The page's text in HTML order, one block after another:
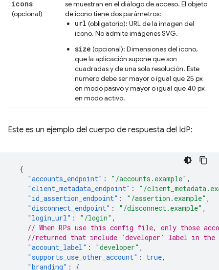
icons
(opcional)
se muestran en el diálogo de acceso. El objeto
de ícono tiene dos parámetros:
url (obligatorio): URL de la imagen del
ícono. No admite imágenes SVG.
size (opcional): Dimensiones del ícono,
que la aplicación supone que son
cuadradas y de una sola resolución. Este
número debe ser mayor o igual que 25 px
en modo pasivo y mayor o igual que 40 px
en modo activo.
Este es un ejemplo del cuerpo de respuesta del IdP:
{
"accounts_endpoint" : "/accounts.example" ,
"client_metadata_endpoint" :
"/
"id_assertion_endpoint" : "/assertion.example" ,
"disconnect_endpoint" : "/disconnect.example" ,
"login_url" : "/login" ,
// When RPs use this config file, only those
//returned that include `developer` label in the
"account_label" : "developer" ,
"supports_use_other_account" : true,
"branding" :
{